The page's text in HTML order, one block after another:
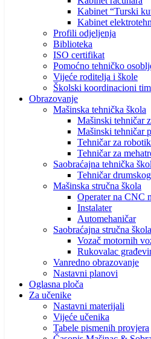
Kabinet “Turski
Kabinet
Profili odjeljenja
Biblioteka
ISO certifikat
Pomoćno tehničko
Vijeće roditelja i škole
Školski koordinacioni tim
Obrazovanje
Mašinska tehnička škola
Mašinski tehničar
Mašinski tehničar
Tehničar za
Tehničar za
Saobraćajna tehnička
Tehničar
Mašinska stručna škola
Operater na CNC
Instalater
Automehaničar
Saobraćajna stručna škola
Vozač motornih
Rukovalac
Vanredno obrazovanje
Nastavni planovi
Oglasna ploča
Za učenike
Nastavni materijali
Vijeće učenika
Tabele pismenih provjera